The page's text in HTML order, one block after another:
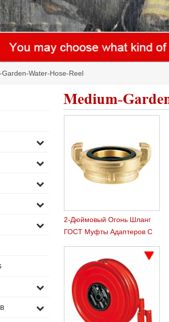
Garden-Water-Hose-Reel
Medium-
2-Дюймовый Огонь Шланг
ГОСТ Муфты Адаптеров С